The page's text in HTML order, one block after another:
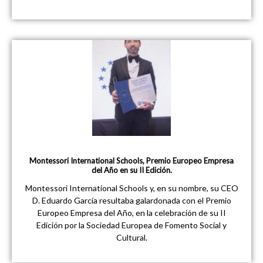
Montessori International Schools, Premio Europeo Empresa
del Año en su II Edición.
Montessori International Schools y, en su nombre, su CEO
D. Eduardo García resultaba galardonada con el Premio
Europeo Empresa del Año, en la celebración de su II
Edición por la Sociedad Europea de Fomento Social y
Cultural.